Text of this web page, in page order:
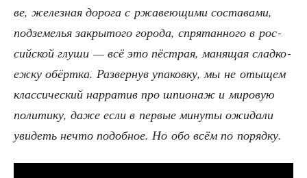
ве, желез­ная доро­га с ржа­ве­ю­щи­ми соста­ва­ми,
под­зе­ме­лья закры­то­го горо­да, спря­тан­но­го в рос­
сий­ской глу­ши — всё это пёст­рая, маня­щая слад­ко­
еж­ку обёрт­ка. Раз­вер­нув упа­ков­ку, мы не оты­щем
клас­си­че­ский нар­ра­тив про шпи­о­наж и миро­вую
поли­ти­ку, даже если в пер­вые мину­ты ожи­да­ли
уви­деть нечто подоб­ное. Но обо всём по порядку.